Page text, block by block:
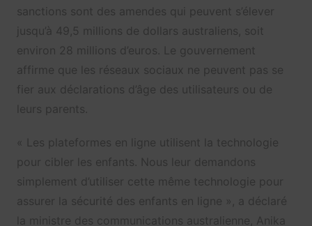
sanctions sont des amendes qui peuvent s’élever
jusqu’à 49,5 millions de dollars australiens, soit
environ 28 millions d’euros. Le gouvernement
affirme que les réseaux sociaux ne peuvent pas se
fier aux déclarations d’âge des utilisateurs ou de
leurs parents.
« Les plateformes en ligne utilisent la technologie
pour cibler les enfants. Nous leur demandons
simplement d’utiliser cette même technologie pour
assurer la sécurité des enfants en ligne », a déclaré
la ministre des communications australienne, Anika